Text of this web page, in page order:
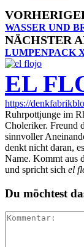
WASSER UND
NÄCHSTER
LUMPENPACK
EL
https://
Ruhrpottjunge im
Choleriker. Freund
sinnvoller
denkt nicht daran,
Name. Kommt aus
und spricht sich el
Du möchtest